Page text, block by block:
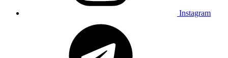
Instagram